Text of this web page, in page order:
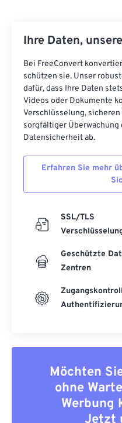
Ihre Daten,
Bei FreeConvert
schützen sie. Unser
dafür, dass Ihre Daten
Videos oder Dokumente
Verschlüsselung,
sorgfältiger Überwachung
Datensicherheit ab.
Erfahren Sie mehr
SSL/TLS
Geschützte
Zentren
Möchten
ohne
Werbung